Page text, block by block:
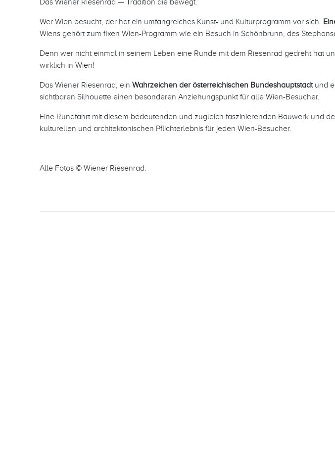
Wer Wien besucht, der hat ein umfangreiches Kunst- und Kulturprogramm vor sich.
Wiens gehört zum fixen Wien-Programm wie ein Besuch in Schönbrunn, des
Denn wer nicht einmal in seinem Leben eine Runde mit dem Riesenrad gedreht hat
wirklich in Wien!
Das Wiener Riesenrad, ein Wahrzeichen der österreichischen Bundeshauptstadtund
sichtbaren Silhouette einen besonderen Anziehungspunkt für alle Wien-Besucher.
Eine Rundfahrt mit diesem bedeutenden und zugleich faszinierenden Bauwerk und
kulturellen und architektonischen Pflichterlebnis für jeden Wien-Besucher.
Alle Fotos © Wiener Riesenrad.